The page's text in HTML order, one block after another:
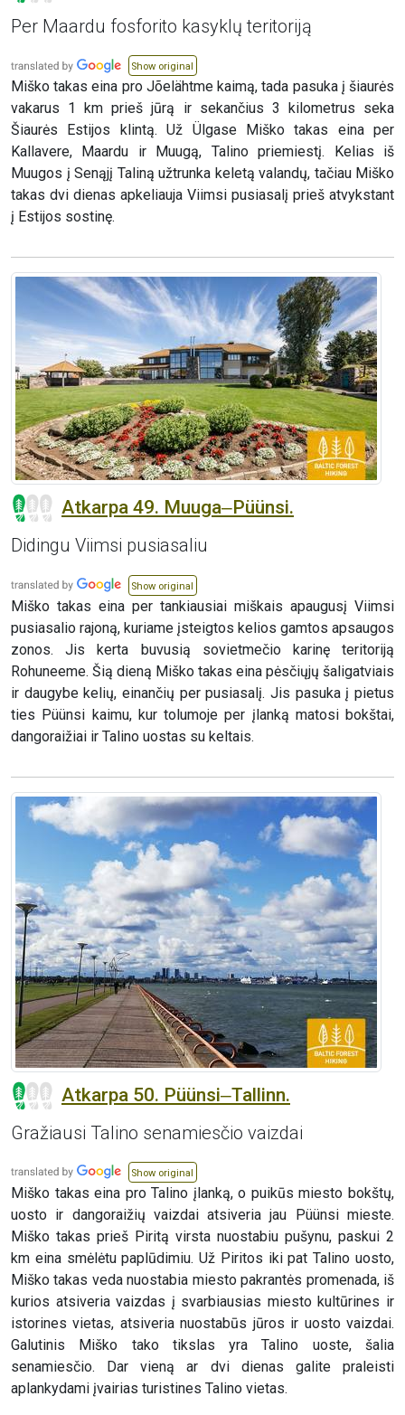
Per Maardu fosforito kasyklų teritoriją
Show original
Miško takas eina pro Jõelähtme kaimą, tada pasuka į šiaurės
vakarus 1 km prieš jūrą ir sekančius 3 kilometrus seka
Šiaurės Estijos klintą. Už Ülgase Miško takas eina per
Kallavere, Maardu ir Muugą, Talino priemiestį. Kelias iš
Muugos į Senąjį Taliną užtrunka keletą valandų, tačiau Miško
takas dvi dienas apkeliauja Viimsi pusiasalį prieš atvykstant
į Estijos sostinę.
Atkarpa 49. Muuga‒Püünsi.
Didingu Viimsi pusiasaliu
Show original
Miško takas eina per tankiausiai miškais apaugusį Viimsi
pusiasalio rajoną, kuriame įsteigtos kelios gamtos apsaugos
zonos. Jis kerta buvusią sovietmečio karinę teritoriją
Rohuneeme. Šią dieną Miško takas eina pėsčiųjų šaligatviais
ir daugybe kelių, einančių per pusiasalį. Jis pasuka į pietus
ties Püünsi kaimu, kur tolumoje per įlanką matosi bokštai,
dangoraižiai ir Talino uostas su keltais.
Atkarpa 50. Püünsi‒Tallinn.
Gražiausi Talino senamiesčio vaizdai
Show original
Miško takas eina pro Talino įlanką, o puikūs miesto bokštų,
uosto ir dangoraižių vaizdai atsiveria jau Püünsi mieste.
Miško takas prieš Piritą virsta nuostabiu pušynu, paskui 2
km eina smėlėtu paplūdimiu. Už Piritos iki pat Talino uosto,
Miško takas veda nuostabia miesto pakrantės promenada, iš
kurios atsiveria vaizdas į svarbiausias miesto kultūrines ir
istorines vietas, atsiveria nuostabūs jūros ir uosto vaizdai.
Galutinis Miško tako tikslas yra Talino uoste, šalia
senamiesčio. Dar vieną ar dvi dienas galite praleisti
aplankydami įvairias turistines Talino vietas.